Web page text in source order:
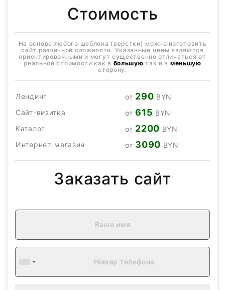
Стоимость
На основе любого шаблона (верстки) можно изготовить
сайт различной сложности. Указанные цены являются
ориентировочными и могут существенно отличаться от
реальной стоимости как в большую так и в меньшую
сторону.
Лендинг от 290 BYN
Сайт-визитка
от615 BYN
Каталог
от 2200 BYN
Интернет-магазин
от 3090 BYN
Заказать сайт